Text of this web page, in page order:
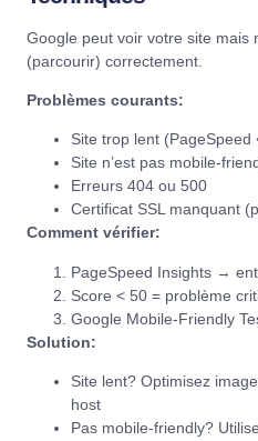
Google peut voir votre site mais
(parcourir) correctement.
Problèmes courants:
Site trop lent (PageSpeed
Site n’est pas mobile-
Erreurs 404 ou 500
Certificat SSL manquant
Comment vérifier:
PageSpeed Insights →
Score < 50 = problème
Google Mobile-Friendly
Solution:
Site lent? Optimisez
host
Pas mobile-friendly?